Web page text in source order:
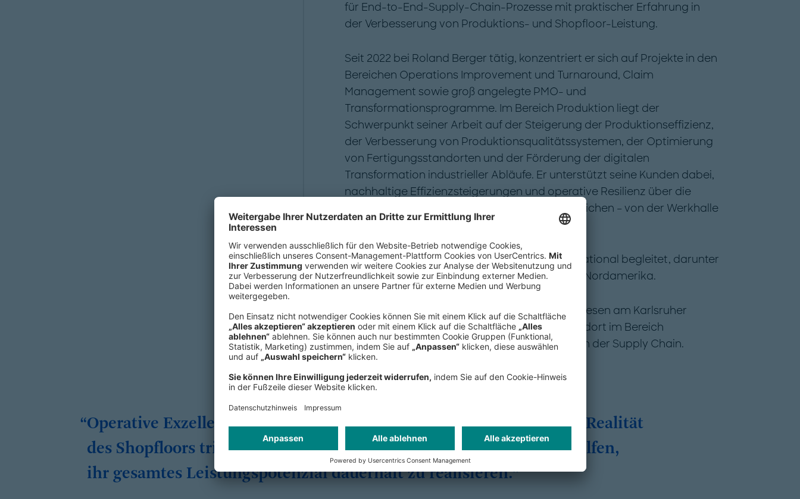
für End-to-End-Supply-Chain-Prozesse mit praktischer Erfahrung in
der Verbesserung von Produktions- und Shopfloor-Leistung.
Seit 2022 bei Roland Berger tätig, konzentriert er sich auf Projekte in den
Bereichen Operations Improvement und Turnaround, Claim
Management sowie groß angelegte PMO- und
Transformationsprogramme. Im Bereich Produktion liegt der
Schwerpunkt seiner Arbeit auf der Steigerung der Produktionseffizienz,
der Verbesserung von Produktionsqualitätssystemen, der Optimierung
von Fertigungsstandorten und der Förderung der digitalen
Transformation industrieller Abläufe. Er unterstützt seine Kunden dabei,
nachhaltige Effizienzsteigerungen und operative Resilienz über die
gesamte Wertschöpfungskette hinweg zu erreichen – von der Werkhalle
bis zur Unternehmensleitung.
Er hat Projekte in der DACH-Region und international begleitet, darunter
in China, Singapur, Hongkong, Osteuropa und Nordamerika.
Markus Bauer studierte Wirtschaftsingenieurwesen am Karlsruher
Institut für Technologie (KIT) und promovierte dort im Bereich
Künstliche Intelligenz für die Absatzprognose in der Supply Chain.
Operative Exzellenz entsteht dort, wo strategisches Denken auf die Realität
des Shopfloors trifft. Mein Antrieb ist es, Unternehmen dabei zu helfen,
ihr gesamtes Leistungspotenzial dauerhaft zu realisieren.